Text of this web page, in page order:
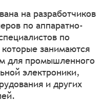
на разработчиков
по аппаратно-
по
занимаются
для промышленного
электроники,
и других